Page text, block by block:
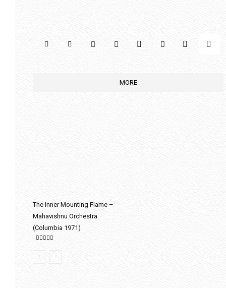
MORE
The Inner Mounting Flame –
Mahavishnu Orchestra
(Columbia 1971)